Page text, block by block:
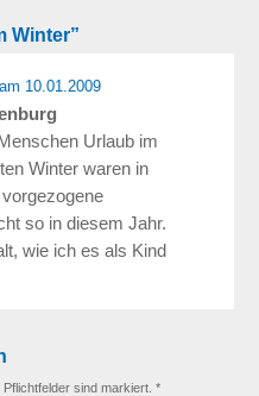
Winter”
am 10.01.2009
Urlaub im
Winter waren in
so in diesem Jahr.
wie ich es als Kind
sind markiert. *